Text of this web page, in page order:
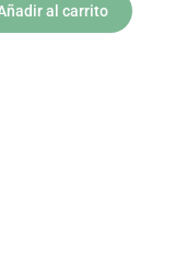
al carrito